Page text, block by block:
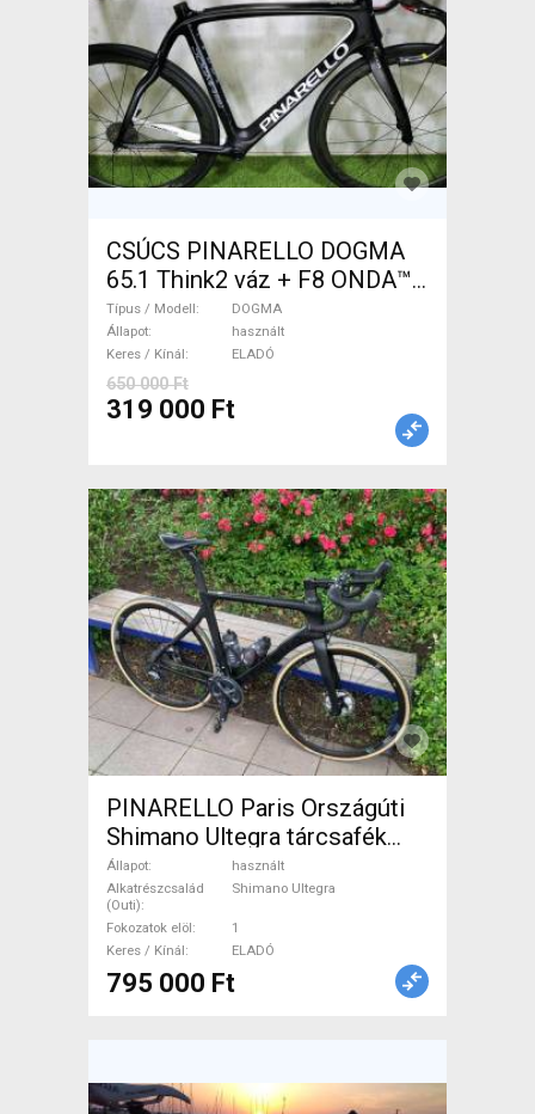
CSÚCS PINARELLO DOGMA
65.1 Think2 váz + F8 ONDA™
villával PINARELLO DOGMA
Országúti / Gravel / Triatlon
Alkatrész, Országúti / Gravel /
Váz /Vázszett / Villa karbon
karbon használt ELADÓ
Típus / Modell
DOGMA
Állapot
használt
Keres / Kínál
ELADÓ
650 000 Ft
319 000 Ft
PINARELLO Paris Országúti
Shimano Ultegra tárcsafék
használt ELADÓ
Állapot
használt
Alkatrészcsalád
(Outi)
Shimano Ultegra
Fokozatok elöl
1
Keres / Kínál
ELADÓ
795 000 Ft